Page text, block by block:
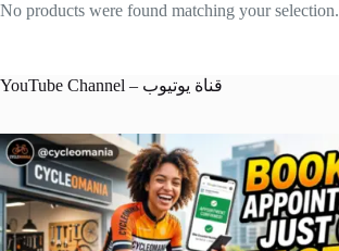
No products were found matching your selection.
YouTube Channel – قناة يوتيوب